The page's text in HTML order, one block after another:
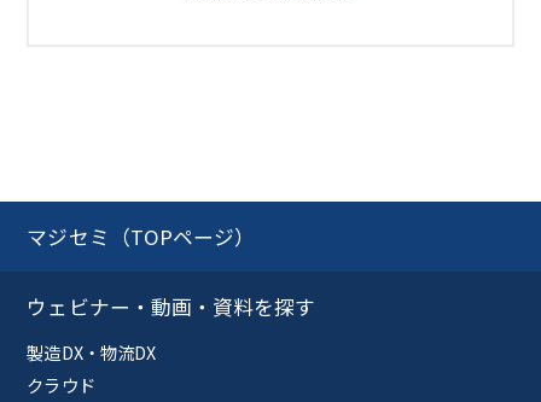
マジセミ（TOPページ）
ウェビナー・動画・資料を探す
製造DX・物流DX
クラウド